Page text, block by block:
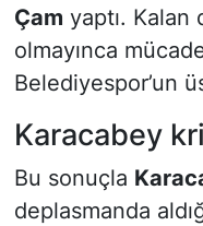
Çam yaptı. Kalan
olmayınca
Belediyespor’un
Karacabey
Bu sonuçla
deplasmanda